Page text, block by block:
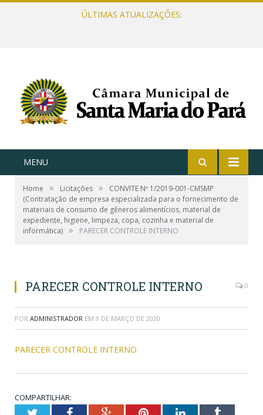
ÚLTIMAS ATUALIZAÇÕES:
MENU
Home » Licitações »
CONVITE Nº 1/2019-001-CMSMP
(Contratação de empresa especializada para o fornecimento de
materiais de consumo de gêneros alimentícios, material de
expediente, higiene, limpeza, copa, cozinha e material de
informática) » PARECER CONTROLE INTERNO
PARECER CONTROLE INTERNO 0
POR ADMINISTRADOR EM 9 DE MARÇO DE 2020
PARECER CONTROLE INTERNO
COMPARTILHAR: